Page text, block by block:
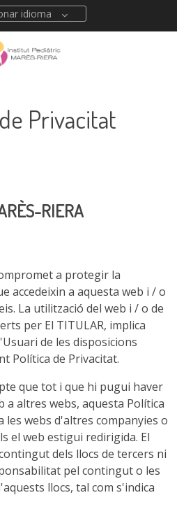
idioma
Privacitat
RIERA
a protegir la
accedeixin a aquesta web i / o
La utilització del web i / o de
per El TITULAR, implica
de les disposicions
Política de Privacitat.
que tot i que hi pugui haver
a altres webs, aquesta Política
les webs d'altres companyies o
el web estigui redirigida. El
dels llocs de tercers ni
pel contingut o les
llocs, tal com s'indica